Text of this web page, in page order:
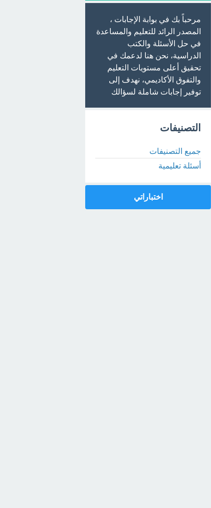
مرحباً بك في بوابة الإجابات ،
المصدر الرائد للتعليم والمساعدة
في حل الأسئلة والكتب
الدراسية، نحن هنا لدعمك في
تحقيق أعلى مستويات التعليم
والتفوق الأكاديمي، نهدف إلى
توفير إجابات شاملة لسؤالك
التصنيفات
جميع التصنيفات
أسئلة تعليمية
اختباراتي